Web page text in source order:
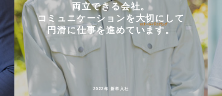
両立できる会社。
コミュニケーションを大切にして
円滑に仕事を進めています。
2022年 新卒入社